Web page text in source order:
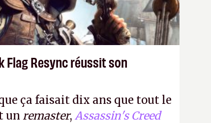
Flag Resync réussit son
ça faisait dix ans que tout le
un remaster, Assassin's Creed